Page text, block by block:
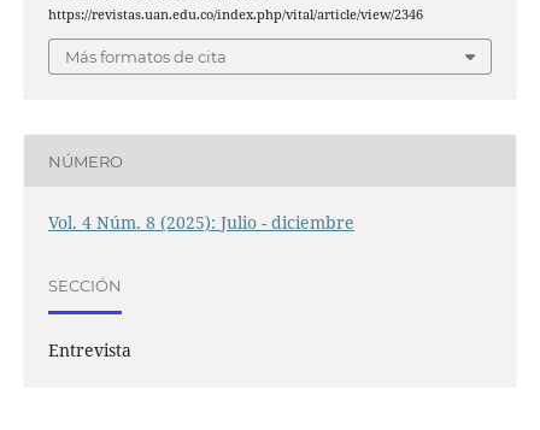
https://revistas.uan.edu.co/index.php/vital/article/view/2346
Más formatos de cita
NÚMERO
Vol. 4 Núm. 8 (2025): Julio - diciembre
SECCIÓN
Entrevista